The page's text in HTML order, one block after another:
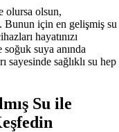
olursa olsun,
Bunun için en gelişmiş su
hayatınızı
soğuk suya anında
sayesinde sağlıklı su hep
Su ile